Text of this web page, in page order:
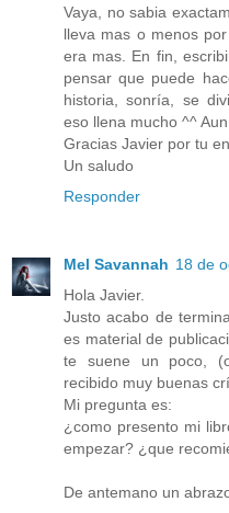
Vaya, no sabia
lleva mas o menos
era mas. En fin,
pensar que puede
historia, sonría, se
eso llena mucho ^^
Gracias Javier por tu
Un saludo
Responder
Mel Savannah 18 de
Hola Javier.
Justo acabo de
es material de
te suene un poco,
recibido muy buenas
Mi pregunta es:
¿como presento mi
empezar? ¿que
De antemano un